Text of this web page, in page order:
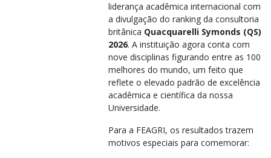
liderança acadêmica internacional com
a divulgação do ranking da consultoria
britânica Quacquarelli Symonds (QS)
2026. A instituição agora conta com
nove disciplinas figurando entre as 100
melhores do mundo, um feito que
reflete o elevado padrão de excelência
acadêmica e científica da nossa
Universidade.
Para a FEAGRI, os resultados trazem
motivos especiais para comemorar: